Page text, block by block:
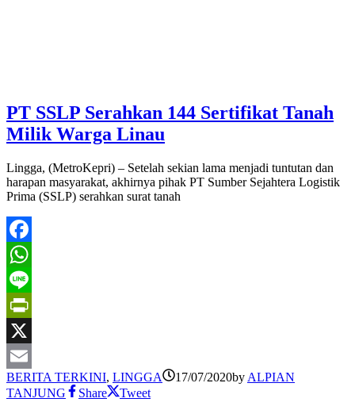
PT SSLP Serahkan 144 Sertifikat Tanah
Milik Warga Linau
Lingga, (MetroKepri) – Setelah sekian lama menjadi tuntutan dan
harapan masyarakat, akhirnya pihak PT Sumber Sejahtera Logistik
Prima (SSLP) serahkan surat tanah
Facebook
WhatsApp
Line
PrintFriendly
X
Email
BERITA TERKINI, LINGGA 17/07/2020by ALPIAN
TANJUNG
Share Tweet